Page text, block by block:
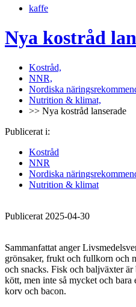
kaffe
Nya kostråd
Kostråd,
NNR,
Nordiska
Nutrition & klimat,
>> Nya kostråd lanserade
Publicerat i:
Kostråd
NNR
Nordiska
Nutrition & klimat
Publicerat 2025-04-30
Sammanfattat anger
grönsaker, frukt och fullkorn och
och snacks. Fisk och baljväxter
kött, men inte så mycket och
korv och bacon.